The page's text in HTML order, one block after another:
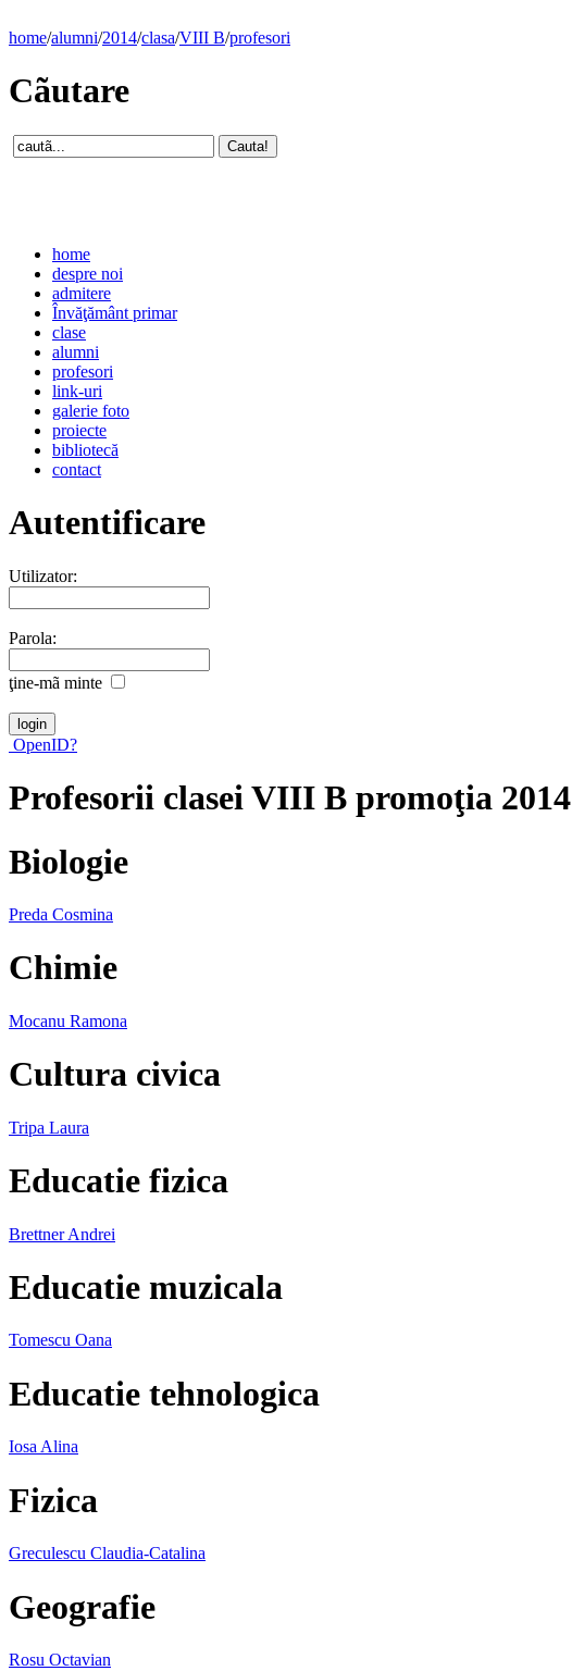
home/alumni/2014/clasa/VIII B/profesori
Cãutare
home
despre noi
admitere
Învăţământ primar
clase
alumni
profesori
link-uri
galerie foto
proiecte
bibliotecă
contact
Autentificare
Utilizator:
Parola:
ţine-mã minte
OpenID?
Profesorii clasei VIII B promoţia 2014
Biologie
Preda Cosmina
Chimie
Mocanu Ramona
Cultura civica
Tripa Laura
Educatie fizica
Brettner Andrei
Educatie muzicala
Tomescu Oana
Educatie tehnologica
Iosa Alina
Fizica
Greculescu Claudia-Catalina
Geografie
Rosu Octavian